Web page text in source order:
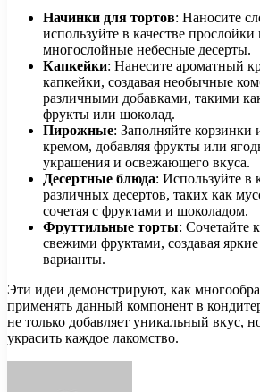
Начинки для тортов: Наносите
используйте в качестве
многослойные небесные десерты.
Капкейки: Нанесите ароматный
капкейки, создавая необычные
различными добавками, такими
фрукты или шоколад.
Пирожные: Заполняйте корзинки
кремом, добавляя фрукты или
украшения и освежающего вкуса.
Десертные блюда: Используйте в
различных десертов, таких как
сочетая с фруктами и шоколадом.
Фруттильные торты: Сочетайте
свежими фруктами, создавая
варианты.
Эти идеи демонстрируют, как
применять данный компонент в
не только добавляет уникальный вкус,
украсить каждое лакомство.